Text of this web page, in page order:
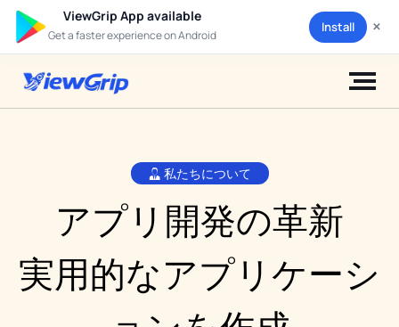
ViewGrip App available
Get a faster experience on Android
Install ×
私たちについて
アプリ開発の革新
実用的なアプリケーシ